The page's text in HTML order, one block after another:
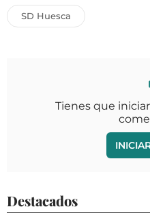
SD Huesca
Tienes que
Destacados